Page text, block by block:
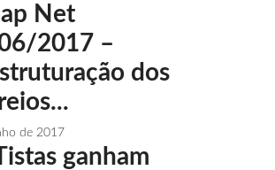
Net
2017 –
dos
de 2017
ganham